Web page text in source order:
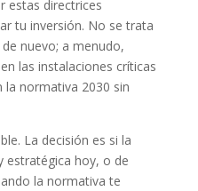
estas directrices
tu inversión. No se trata
nuevo; a menudo,
las instalaciones críticas
la normativa 2030 sin
La decisión es si la
estratégica hoy, o de
la normativa te